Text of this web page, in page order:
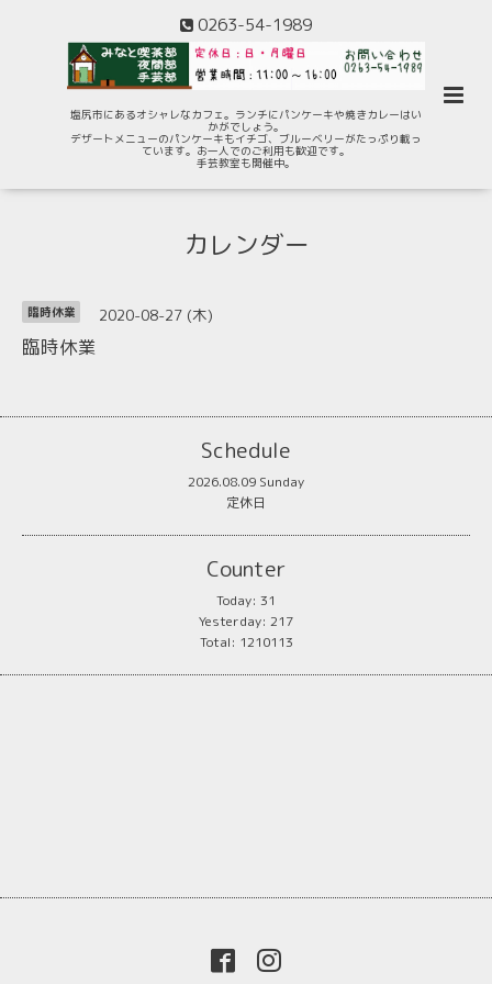
0263-54-1989
塩尻市にあるオシャレなカフェ。ランチにパンケーキや焼きカレーはい
かがでしょう。
デザートメニューのパンケーキもイチゴ、ブルーベリーがたっぷり載っ
ています。お一人でのご利用も歓迎です。
手芸教室も開催中。
カレンダー
臨時休業 2020-08-27 (木)
臨時休業
Schedule
2026.08.09 Sunday
定休日
Counter
Today: 31
Yesterday: 217
Total: 1210113